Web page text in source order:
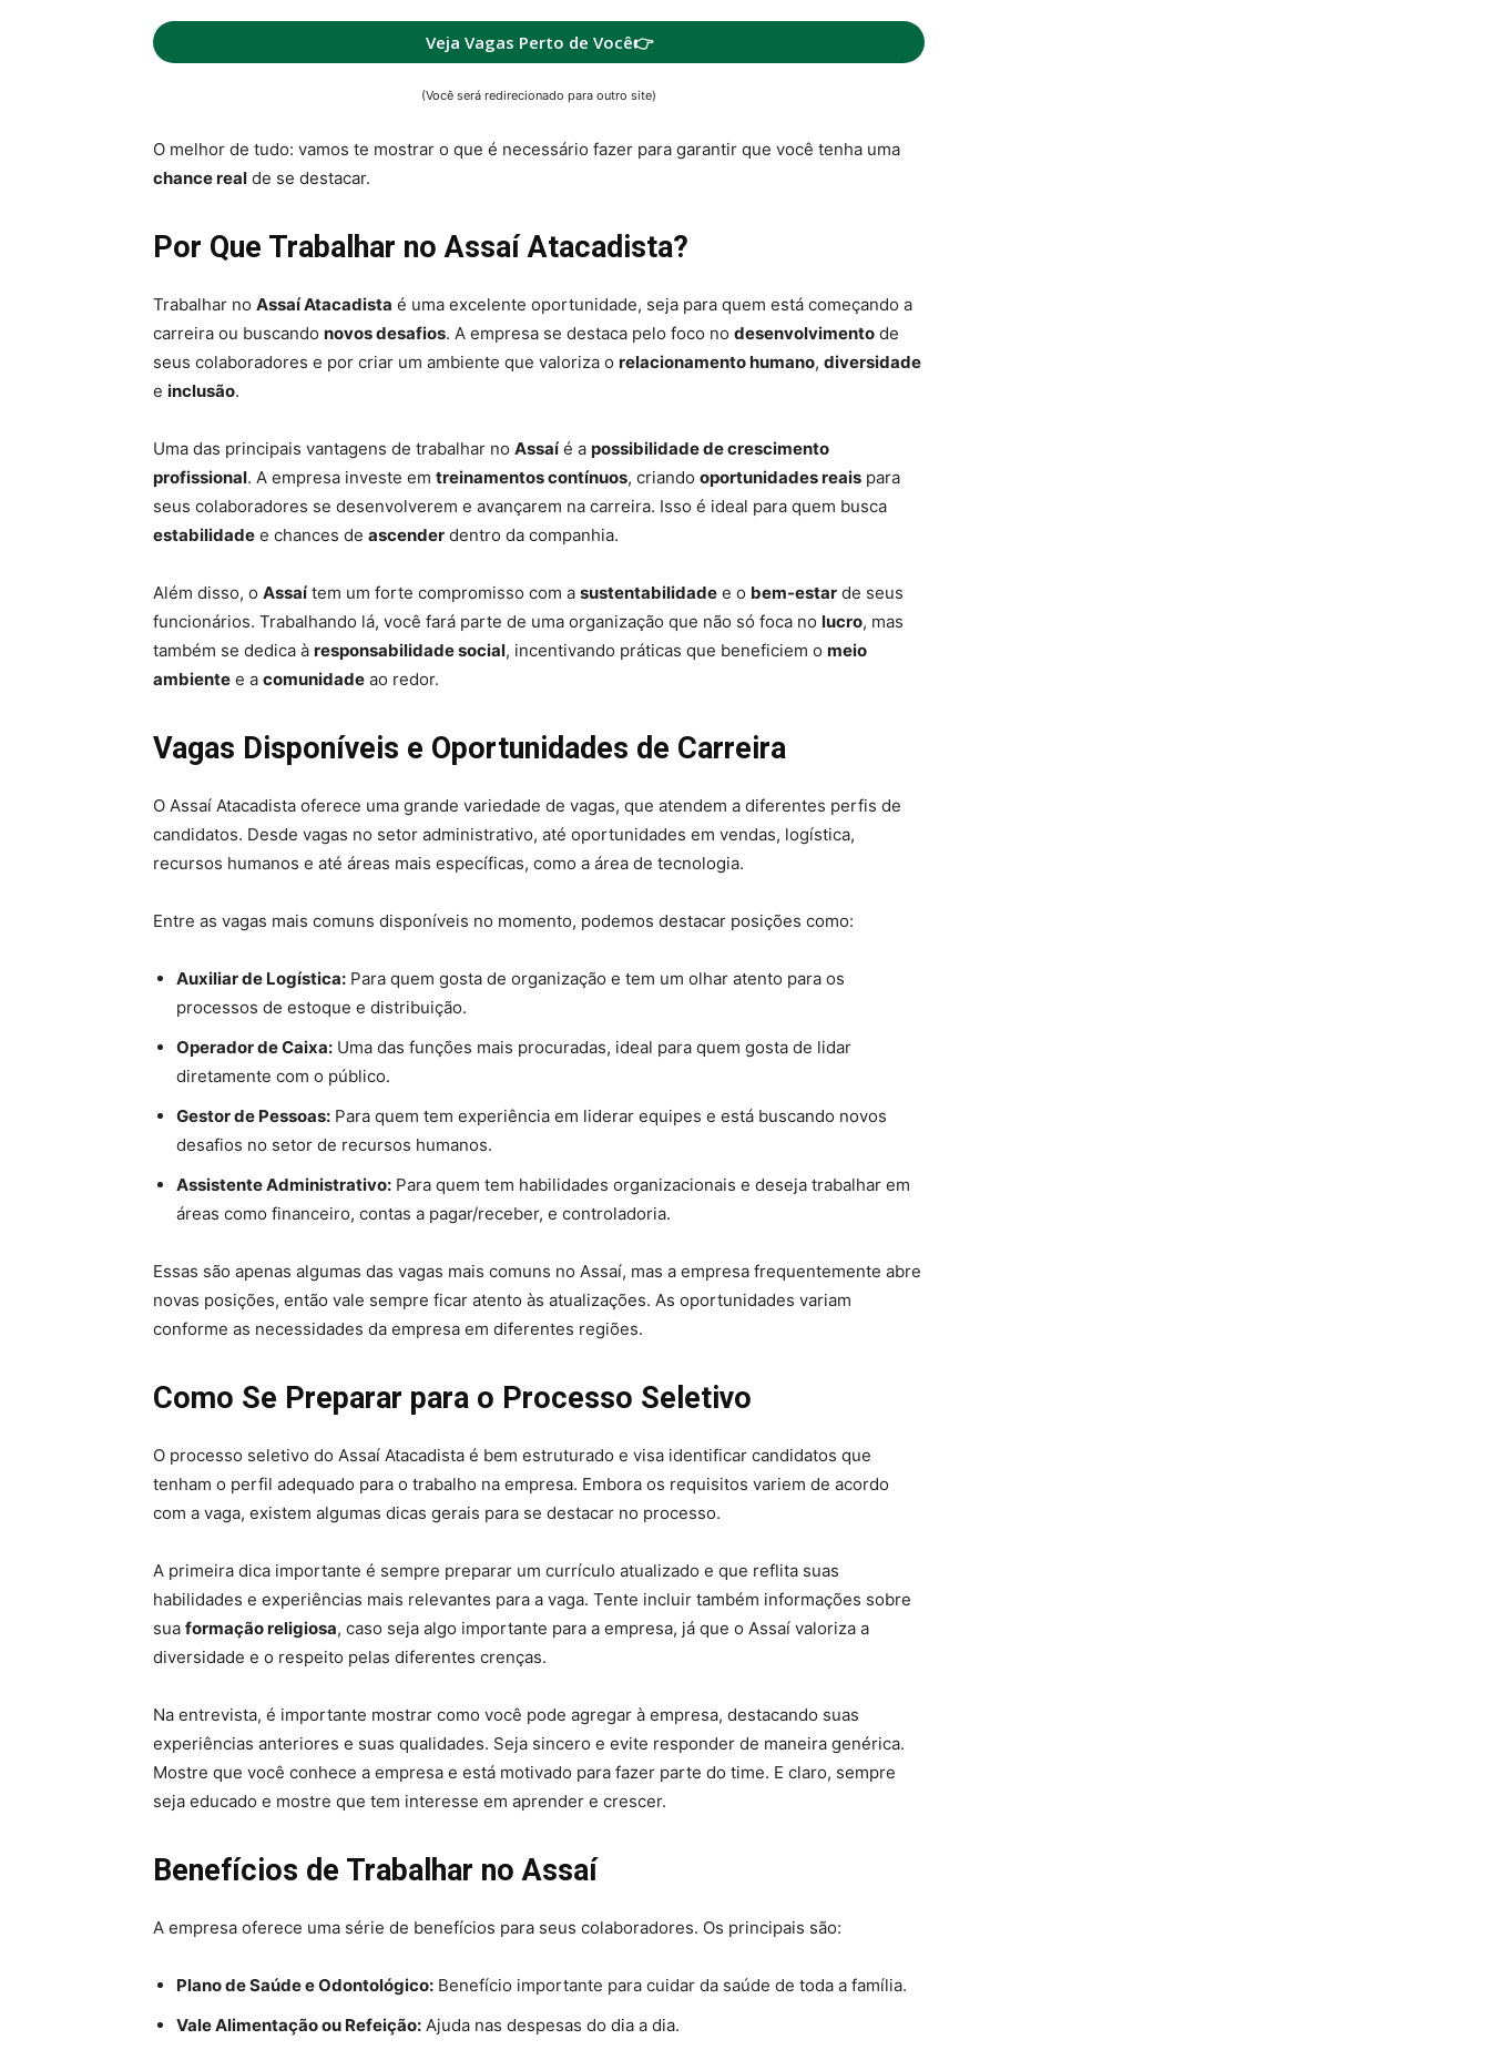
Veja Vagas Perto de Você👉
(Você será redirecionado para outro site)
O melhor de tudo: vamos te mostrar o que é necessário fazer para garantir que você tenha uma
chance real de se destacar.
Por Que Trabalhar no Assaí Atacadista?
Trabalhar no Assaí Atacadista é uma excelente oportunidade, seja para quem está começando a
carreira ou buscando novos desafios. A empresa se destaca pelo foco no desenvolvimento de
seus colaboradores e por criar um ambiente que valoriza o relacionamento humano, diversidade
e inclusão.
Uma das principais vantagens de trabalhar no Assaíé a possibilidade de crescimento
profissional. A empresa investe em treinamentos contínuos, criando oportunidades reais para
seus colaboradores se desenvolverem e avançarem na carreira. Isso é ideal para quem busca
estabilidade e chances de ascender dentro da companhia.
Além disso, o Assaítem um forte compromisso com a sustentabilidade e o bem-estar de seus
funcionários. Trabalhando lá, você fará parte de uma organização que não só foca no lucro, mas
também se dedica à responsabilidade social, incentivando práticas que beneficiem o meio
ambiente e a comunidade ao redor.
Vagas Disponíveis e Oportunidades de Carreira
O Assaí Atacadista oferece uma grande variedade de vagas, que atendem a diferentes perfis de
candidatos. Desde vagas no setor administrativo, até oportunidades em vendas, logística,
recursos humanos e até áreas mais específicas, como a área de tecnologia.
Entre as vagas mais comuns disponíveis no momento, podemos destacar posições como:
Auxiliar de Logística: Para quem gosta de organização e tem um olhar atento para os
processos de estoque e distribuição.
Operador de Caixa: Uma das funções mais procuradas, ideal para quem gosta de lidar
diretamente com o público.
Gestor de Pessoas: Para quem tem experiência em liderar equipes e está buscando novos
desafios no setor de recursos humanos.
Assistente Administrativo: Para quem tem habilidades organizacionais e deseja trabalhar em
áreas como financeiro, contas a pagar/receber, e controladoria.
Essas são apenas algumas das vagas mais comuns no Assaí, mas a empresa frequentemente abre
novas posições, então vale sempre ficar atento às atualizações. As oportunidades variam
conforme as necessidades da empresa em diferentes regiões.
Como Se Preparar para o Processo Seletivo
O processo seletivo do Assaí Atacadista é bem estruturado e visa identificar candidatos que
tenham o perfil adequado para o trabalho na empresa. Embora os requisitos variem de acordo
com a vaga, existem algumas dicas gerais para se destacar no processo.
A primeira dica importante é sempre preparar um currículo atualizado e que reflita suas
habilidades e experiências mais relevantes para a vaga. Tente incluir também informações sobre
sua formação religiosa, caso seja algo importante para a empresa, já que o Assaí valoriza a
diversidade e o respeito pelas diferentes crenças.
Na entrevista, é importante mostrar como você pode agregar à empresa, destacando suas
experiências anteriores e suas qualidades. Seja sincero e evite responder de maneira genérica.
Mostre que você conhece a empresa e está motivado para fazer parte do time. E claro, sempre
seja educado e mostre que tem interesse em aprender e crescer.
Benefícios de Trabalhar no Assaí
A empresa oferece uma série de benefícios para seus colaboradores. Os principais são:
Plano de Saúde e Odontológico: Benefício importante para cuidar da saúde de toda a família.
Vale Alimentação ou Refeição: Ajuda nas despesas do dia a dia.